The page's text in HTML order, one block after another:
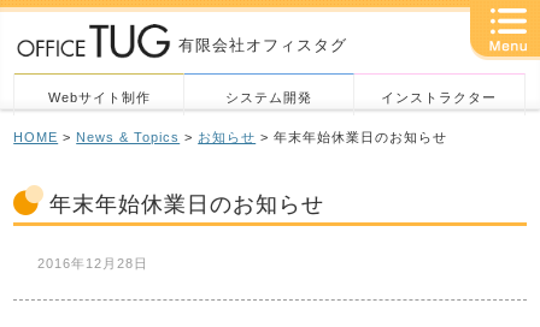
有限会社オフィスタグ
Webサイト制作 システム開発 インストラクター
HOME > News & Topics > お知らせ > 年末年始休業日のお知らせ
年末年始休業日のお知らせ
2016年12月28日